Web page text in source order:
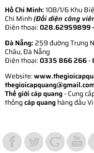
Hồ Chí Minh:108/1/6 Khu
Chí Minh(Đối diện công
Điện thoại:028.62959899
Đà Nẵng: 259 đường Trưng
Châu, Đà Nẵng
Điện thoại:0335 866 266-
Website:
Thế giới cáp quang- Cung
thốngcáp quanghàng đầu